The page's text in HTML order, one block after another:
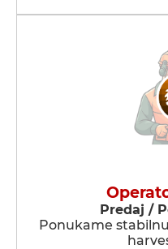
Predaj /
Ponukame